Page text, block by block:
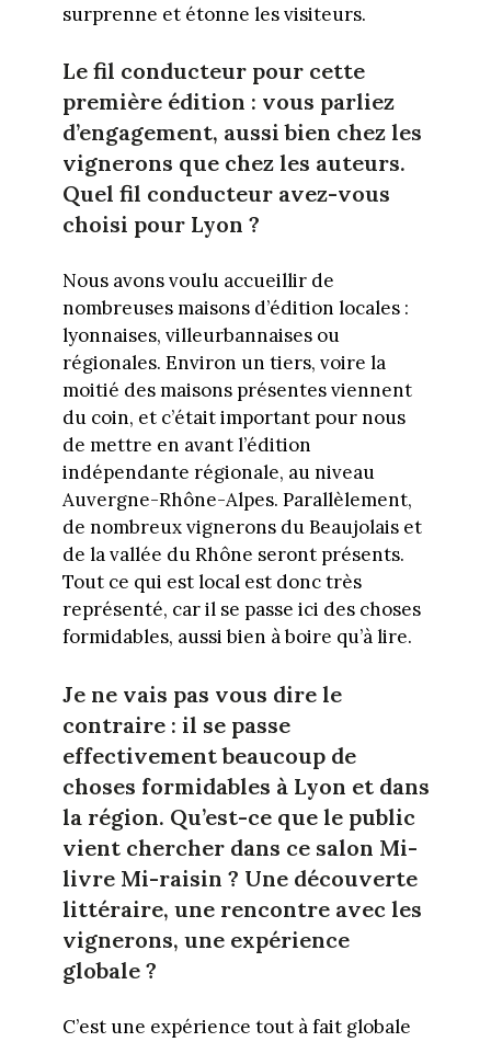
surprenne et étonne les visiteurs.
Le fil conducteur pour cette
première édition : vous parliez
d’engagement, aussi bien chez les
vignerons que chez les auteurs.
Quel fil conducteur avez-vous
choisi pour Lyon ?
Nous avons voulu accueillir de
nombreuses maisons d’édition locales :
lyonnaises, villeurbannaises ou
régionales. Environ un tiers, voire la
moitié des maisons présentes viennent
du coin, et c’était important pour nous
de mettre en avant l’édition
indépendante régionale, au niveau
Auvergne-Rhône-Alpes. Parallèlement,
de nombreux vignerons du Beaujolais et
de la vallée du Rhône seront présents.
Tout ce qui est local est donc très
représenté, car il se passe ici des choses
formidables, aussi bien à boire qu’à lire.
Je ne vais pas vous dire le
contraire : il se passe
effectivement beaucoup de
choses formidables à Lyon et dans
la région. Qu’est-ce que le public
vient chercher dans ce salon Mi-
livre Mi-raisin ? Une découverte
littéraire, une rencontre avec les
vignerons, une expérience
globale ?
C’est une expérience tout à fait globale